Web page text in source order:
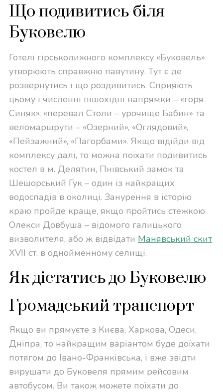
Що подивитись біля
Буковелю
Готелі гірськолижного комплексу «Буковель»
утворюють справжню павутину. Тут є де
розвернутись і що роздивитись. Сприяють
цьому і численні пішохідні напрямки – «горя
Синяк», «перевал Столи – урочище Бабин» та
веломаршрути – «Озерний», «Оглядовий»,
«Пейзажний», «Пагорбами». Якщо відійди від
комплексу далі, то можна поїхати подивитись
костел в м. Делятин, Пнівський замок та
Шешорський Гук – один із найкращих
водоспадів в околиці. Занурення в історію
краю пройде краще, якщо пройтись стежкою
Олекси Довбуша – відомого галицького
визволителя, або ж відвідати Манявський скит
XVII ст. в однойменному селищі.
Як дістатись до Буковелю
Громадський транспорт
Якщо ви прямуєте з Києва, Харкова, Одеси,
Дніпра, то найкращим варіантом буде доїхати
потягом до Івано-Франківська, і вже звідти
вирушати до Буковеля прямим рейсовим
автобусом. Ви також можете поїхати до